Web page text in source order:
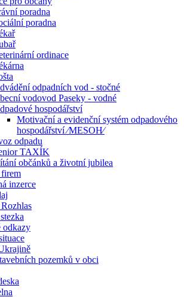
poradna
poradna
ordinace
odpadních vod - stočné
vodovod Paseky - vodné
hospodářství
Motivační a evidenční systém odpadového
hospodářství ⁄MESOH⁄
odpadu
TAXÍK
občánků a životní jubilea
inzerce
odkazy
pozemků v obci